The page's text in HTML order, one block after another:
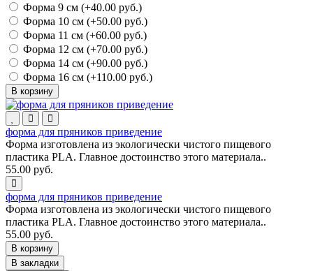
Форма 9 см (+40.00 руб.)
Форма 10 см (+50.00 руб.)
Форма 11 см (+60.00 руб.)
Форма 12 см (+70.00 руб.)
Форма 14 см (+90.00 руб.)
Форма 16 см (+110.00 руб.)
В корзину
форма для пряников приведение
Форма изготовлена из экологически чистого пищевого
пластика PLA. Главное достоинство этого материала..
55.00 руб.
форма для пряников приведение
Форма изготовлена из экологически чистого пищевого
пластика PLA. Главное достоинство этого материала..
55.00 руб.
В корзину
В закладки